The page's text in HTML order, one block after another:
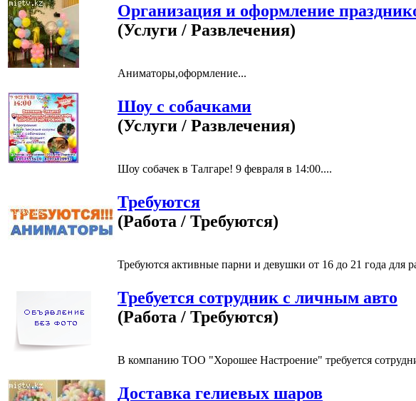
Организация и оформление
(Услуги / Развлечения)
Аниматоры,оформление...
Шоу с собачками
(Услуги / Развлечения)
Шоу собачек в Талгаре! 9 февраля в 14:00....
Требуются
(Работа / Требуются)
Требуются активные парни и девушки от 16 до 21 года для
Требуется сотрудник с личным авто
(Работа / Требуются)
В компанию ТОО "Хорошее Настроение" требуется
Доставка гелиевых шаров